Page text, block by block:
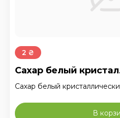
2 ₴
Сахар белый
Сахар белый
В